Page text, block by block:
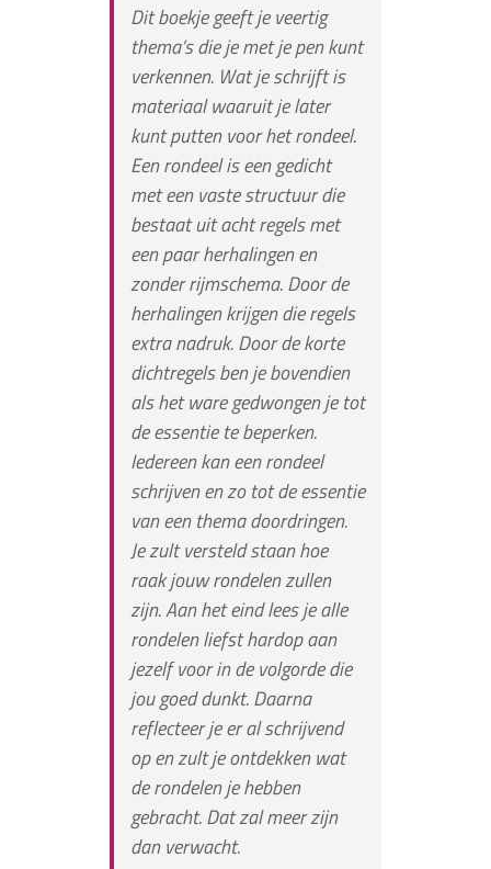
Dit boekje geeft je veertig
thema’s die je met je pen kunt
verkennen. Wat je schrijft is
materiaal waaruit je later
kunt putten voor het rondeel.
Een rondeel is een gedicht
met een vaste structuur die
bestaat uit acht regels met
een paar herhalingen en
zonder rijmschema. Door de
herhalingen krijgen die regels
extra nadruk. Door de korte
dichtregels ben je bovendien
als het ware gedwongen je tot
de essentie te beperken.
Iedereen kan een rondeel
schrijven en zo tot de essentie
van een thema doordringen.
Je zult versteld staan hoe
raak jouw rondelen zullen
zijn. Aan het eind lees je alle
rondelen liefst hardop aan
jezelf voor in de volgorde die
jou goed dunkt. Daarna
reflecteer je er al schrijvend
op en zult je ontdekken wat
de rondelen je hebben
gebracht. Dat zal meer zijn
dan verwacht.